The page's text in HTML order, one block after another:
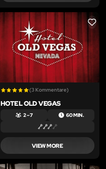
LIKE
(3 Kommentare)
HOTEL OLD VEGAS
2 – 7 60 MIN.
VIEW MORE